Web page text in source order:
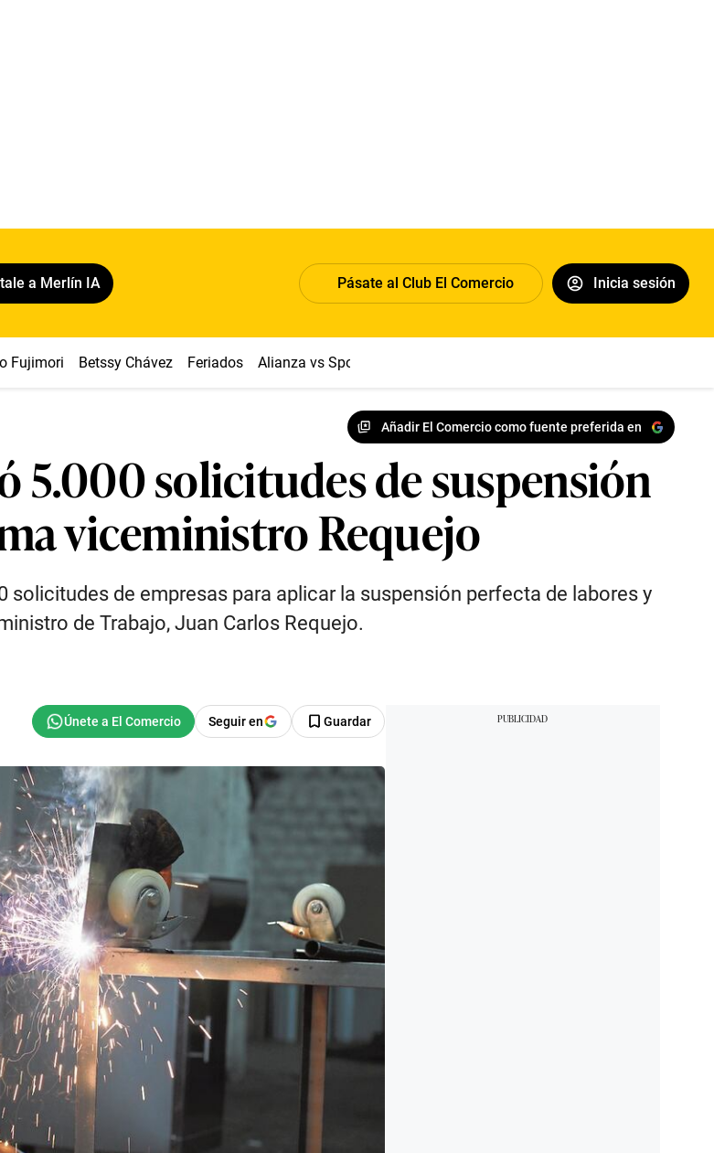
a Merlín IA Pásate al Club El Comercio Inicia sesión
Fujimori Betssy Chávez Feriados Alianza vs Sport Boys
Añadir El Comercio como fuente preferida en
5.000 solicitudes de suspensión
viceministro Requejo
de empresas para aplicar la suspensión perfecta de labores y
de Trabajo, Juan Carlos Requejo.
Seguir en Guardar